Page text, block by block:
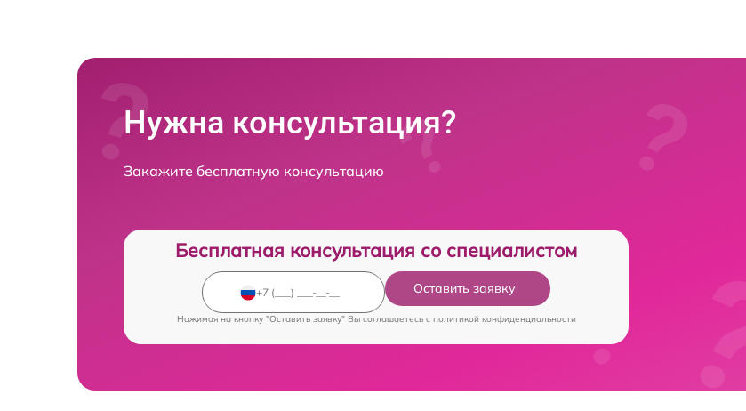
Нужна консультация?
Закажите бесплатную консультацию
Бесплатная консультация со специалистом
Оставить заявку
Нажимая на кнопку "Оставить заявку" Вы соглашаетесь c политикой конфиденциальности